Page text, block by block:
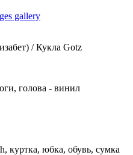
gallery
/ Кукла Gotz
голова - винил
куртка, юбка, обувь, сумка